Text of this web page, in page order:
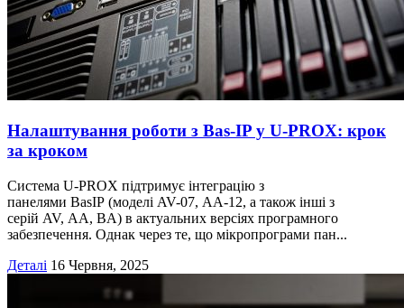
Налаштування роботи з Bas‑IP у U‑PROX: крок
за кроком
Система U-PROX підтримує інтеграцію з
панелями BasIP (моделі AV-07, AA-12, а також інші з
серій AV, AA, BA) в актуальних версіях програмного
забезпечення. Однак через те, що мікропрограми пан...
Деталі 16 Червня, 2025